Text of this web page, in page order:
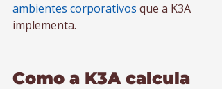
ambientes corporativos que a K3A
implementa.
Como a K3A calcula